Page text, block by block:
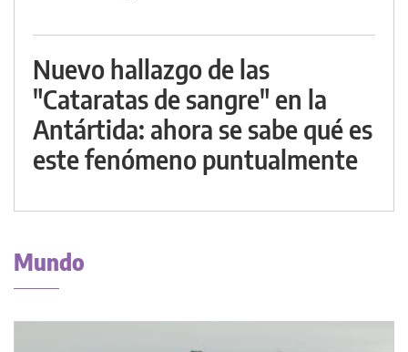
Nuevo hallazgo de las
"Cataratas de sangre" en la
Antártida: ahora se sabe qué es
este fenómeno puntualmente
Mundo